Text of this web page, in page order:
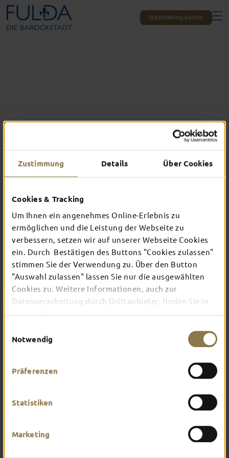
Zustimmung Details Über Cookies
Cookies & Tracking
Um Ihnen ein angenehmes Online-Erlebnis zu
ermöglichen und die Leistung der Webseite zu
verbessern, setzen wir auf unserer Webseite Cookies
ein. Durch Bestätigen des Buttons "Cookies zulassen"
stimmen Sie der Verwendung zu. Über den Button
"Auswahl zulassen" lassen Sie nur die ausgewählten
Cookies zu. Weitere Informationen, auch zur
Datenverarbeitung durch Drittanbieter, finden Sie in
Notwendig
Präferenzen
Statistiken
Marketing
Stadtführung buchen
DAS ERWARTET
DICH IN FULDA
Verschaffe dir hier einen Überblick über das, was
dich in Fulda erwartet. Worauf hast du am
meisten Lust?